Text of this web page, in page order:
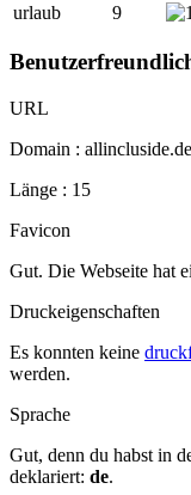
urlaub
9
URL
Domain : allincluside.de
Länge : 15
Favicon
Gut. Die Webseite hat
Druckeigenschaften
Es konnten keine
werden.
Sprache
Gut, denn du habst in
deklariert: de.